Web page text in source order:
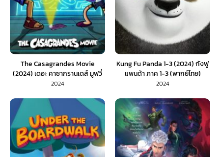
The Casagrandes Movie
(2024) เดอะ คาซากรานเดส์ มูฟวี่
(พากย์ไทย)
2024
Kung Fu Panda 1-3 (2024) กังฟู
แพนด้า ภาค 1-3 (พากย์ไทย)
2024